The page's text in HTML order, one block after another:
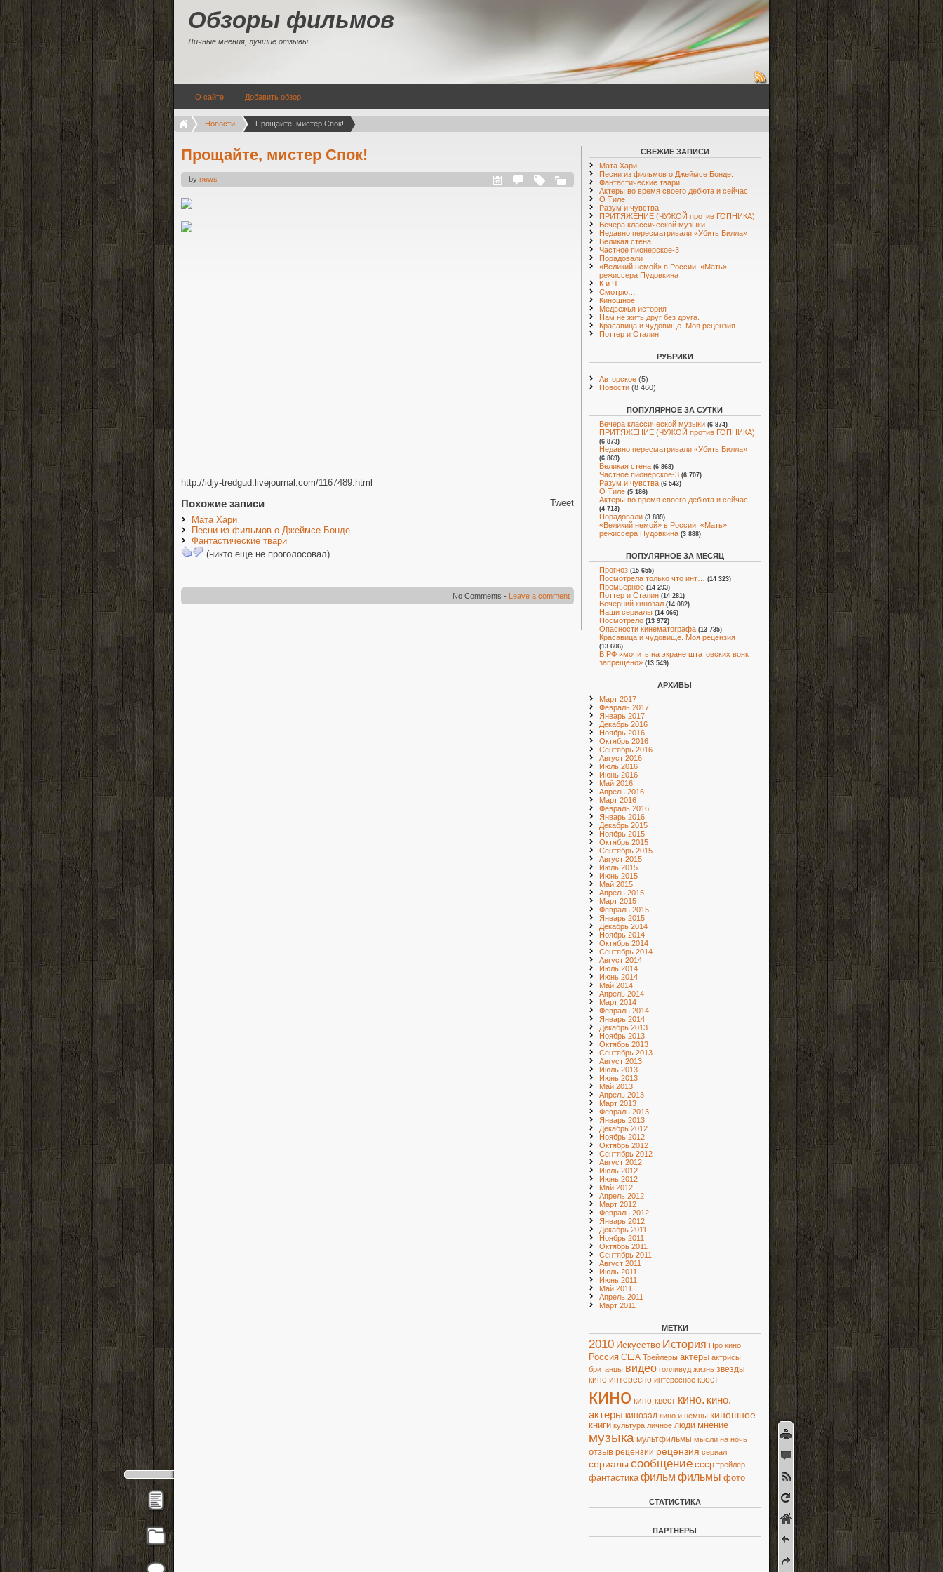
Обзоры фильмов
Личные мнения, лучшие отзывы
О сайте Добавить обзор
Новости Прощайте, мистер Спок!
Прощайте, мистер Спок!
by news
http://idjy-tredgud.livejournal.com/1167489.html
Tweet
Похожие записи
Мата Хари
Песни из фильмов о Джеймсе Бонде.
Фантастические твари
(никто еще не проголосовал)
No Comments - Leave a comment
СВЕЖИЕ ЗАПИСИ
Мата Хари
Песни из фильмов о Джеймсе Бонде.
Фантастические твари
Актеры во время своего дебюта и сейчас!
О Тиле
Разум и чувства
ПРИТЯЖЕНИЕ (ЧУЖОЙ против ГОПНИКА)
Вечера классической музыки
Недавно пересматривали «Убить Билла»
Великая стена
Частное пионерское-3
Порадовали
«Великий немой» в России. «Мать»
режиссера Пудовкина
К и Ч
Смотрю…
Киношное
Медвежья история
Нам не жить друг без друга.
Красавица и чудовище. Моя рецензия
Поттер и Сталин
РУБРИКИ
Авторское (5)
Новости (8 460)
ПОПУЛЯРНОЕ ЗА СУТКИ
Вечера классической музыки (6 874)
ПРИТЯЖЕНИЕ (ЧУЖОЙ против ГОПНИКА)
(6 873)
Недавно пересматривали «Убить Билла»
(6 869)
Великая стена (6 868)
Частное пионерское-3 (6 707)
Разум и чувства (6 543)
О Тиле (5 186)
Актеры во время своего дебюта и сейчас!
(4 713)
Порадовали (3 889)
«Великий немой» в России. «Мать»
режиссера Пудовкина (3 888)
ПОПУЛЯРНОЕ ЗА МЕСЯЦ
Прогноз (15 655)
Посмотрела только что инт… (14 323)
Премьерное (14 293)
Поттер и Сталин (14 281)
Вечерний кинозал (14 082)
Наши сериалы (14 066)
Посмотрело (13 972)
Опасности кинематографа (13 735)
Красавица и чудовище. Моя рецензия
(13 606)
В РФ «мочить на экране штатовских вояк
запрещено» (13 549)
АРХИВЫ
Март 2017
Февраль 2017
Январь 2017
Декабрь 2016
Ноябрь 2016
Октябрь 2016
Сентябрь 2016
Август 2016
Июль 2016
Июнь 2016
Май 2016
Апрель 2016
Март 2016
Февраль 2016
Январь 2016
Декабрь 2015
Ноябрь 2015
Октябрь 2015
Сентябрь 2015
Август 2015
Июль 2015
Июнь 2015
Май 2015
Апрель 2015
Март 2015
Февраль 2015
Январь 2015
Декабрь 2014
Ноябрь 2014
Октябрь 2014
Сентябрь 2014
Август 2014
Июль 2014
Июнь 2014
Май 2014
Апрель 2014
Март 2014
Февраль 2014
Январь 2014
Декабрь 2013
Ноябрь 2013
Октябрь 2013
Сентябрь 2013
Август 2013
Июль 2013
Июнь 2013
Май 2013
Апрель 2013
Март 2013
Февраль 2013
Январь 2013
Декабрь 2012
Ноябрь 2012
Октябрь 2012
Сентябрь 2012
Август 2012
Июль 2012
Июнь 2012
Май 2012
Апрель 2012
Март 2012
Февраль 2012
Январь 2012
Декабрь 2011
Ноябрь 2011
Октябрь 2011
Сентябрь 2011
Август 2011
Июль 2011
Июнь 2011
Май 2011
Апрель 2011
Март 2011
МЕТКИ
2010 Искусство История Про кино
Россия США Трейлеры актеры актрисы
британцы видео голливуд жизнь звёзды
кино интересно интересное квест
кино кино-квест кино. кино.
актеры кинозал кино и немцы киношное
книги культура личное люди мнение
музыка мультфильмы мысли на ночь
отзыв рецензии рецензия сериал
сериалы сообщение ссср трейлер
фантастика фильм фильмы фото
СТАТИСТИКА
ПАРТНЕРЫ